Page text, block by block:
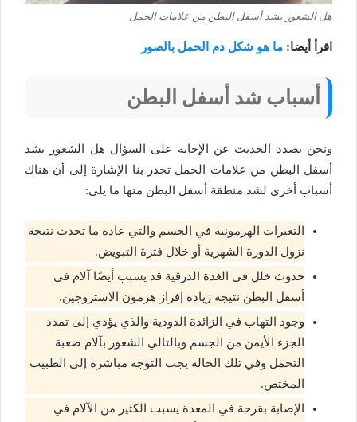
هل الشعور بشد أسفل البطن من علامات الحمل
اقرأ أيضا: ما هو شكل دم الحمل بالصور
أسباب شد أسفل البطن
ونحن بصدد الحديث عن الإجابة على السؤال هل الشعور بشد
أسفل البطن من علامات الحمل تجدر بنا الإشارة إلى أن هناك
أسباب أخرى لشد منطقة أسفل البطن منها ما يلي:
التغيرات الهرمونية في الجسم والتي عادة ما تحدث نتيجة
نزول الدورة الشهرية أو خلال فترة التبويض.
حدوث خلل في الغدة الدرقية قد يسبب أيضًا آلام في
أسفل البطن نتيجة زيادة إفراز هرمون الاستروجين.
وجود التهاب في الزائدة الدودية والذي يؤدي إلى تمدد
الجزء الأيمن من الجسم وبالتالي الشعور بآلام صعبة
التحمل وفي تلك الحالة يجب التوجه مباشرة إلى الطبيب
المختص.
الإصابة بقرحة في المعدة يسبب الكثير من الآلام في